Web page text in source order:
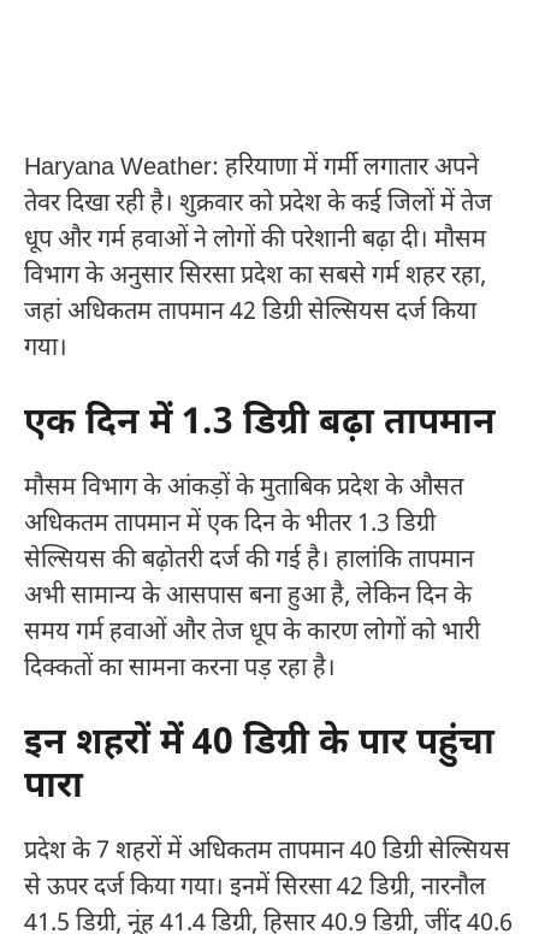
Haryana Weather: हरियाणा में गर्मी लगातार अपने
तेवर दिखा रही है। शुक्रवार को प्रदेश के कई जिलों में तेज
धूप और गर्म हवाओं ने लोगों की परेशानी बढ़ा दी। मौसम
विभाग के अनुसार सिरसा प्रदेश का सबसे गर्म शहर रहा,
जहां अधिकतम तापमान 42 डिग्री सेल्सियस दर्ज किया
गया।
एक दिन में 1.3 डिग्री बढ़ा तापमान
मौसम विभाग के आंकड़ों के मुताबिक प्रदेश के औसत
अधिकतम तापमान में एक दिन के भीतर 1.3 डिग्री
सेल्सियस की बढ़ोतरी दर्ज की गई है। हालांकि तापमान
अभी सामान्य के आसपास बना हुआ है, लेकिन दिन के
समय गर्म हवाओं और तेज धूप के कारण लोगों को भारी
दिक्कतों का सामना करना पड़ रहा है।
इन शहरों में 40 डिग्री के पार पहुंचा
पारा
प्रदेश के 7 शहरों में अधिकतम तापमान 40 डिग्री सेल्सियस
से ऊपर दर्ज किया गया। इनमें सिरसा 42 डिग्री, नारनौल
41.5 डिग्री, नूंह 41.4 डिग्री, हिसार 40.9 डिग्री, जींद 40.6